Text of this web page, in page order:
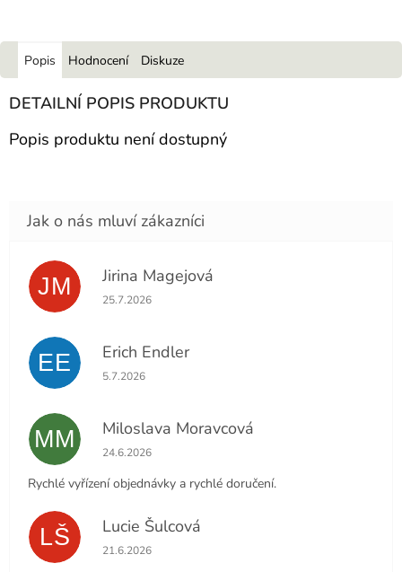
Popis Hodnocení Diskuze
DETAILNÍ POPIS PRODUKTU
Popis produktu není dostupný
JM Jirina Magejová
Hodnocení obchodu je 5 z 5 hvězdiček.
25.7.2026
EE Erich Endler
Hodnocení obchodu je 5 z 5 hvězdiček.
5.7.2026
MM Miloslava Moravcová
Hodnocení obchodu je 5 z 5 hvězdiček.
24.6.2026
Rychlé vyřízení objednávky a rychlé doručení.
LŠ Lucie Šulcová
Hodnocení obchodu je 5 z 5 hvězdiček.
21.6.2026